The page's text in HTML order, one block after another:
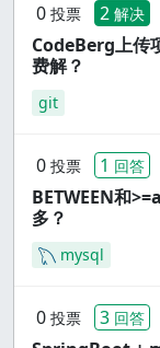
0 投票 2 解决
CodeBerg上传
费解？
git
0 投票 1 回答
BETWEEN和
多？
mysql
0 投票 3 回答